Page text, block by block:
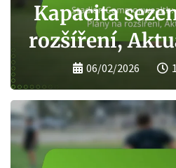
Plány na
využití
14 min read